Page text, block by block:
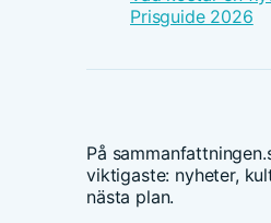
Prisguide 2026
På
viktigaste: nyheter,
nästa plan.